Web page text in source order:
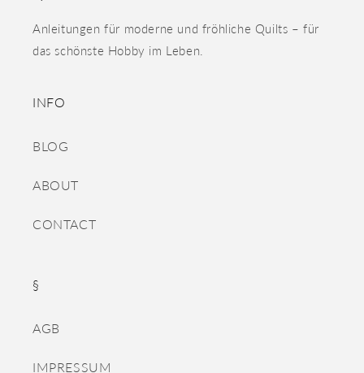
Anleitungen für moderne und fröhliche Quilts – für
das schönste Hobby im Leben.
INFO
BLOG
ABOUT
CONTACT
§
AGB
IMPRESSUM